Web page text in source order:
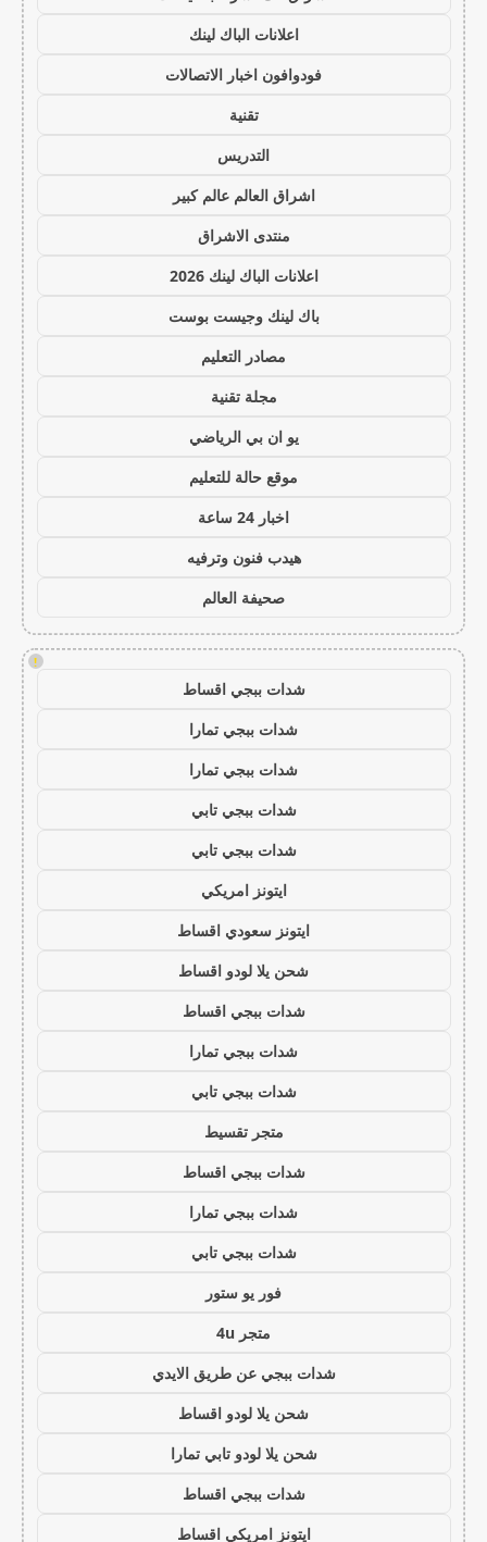
اعلانات الباك لينك
فودوافون اخبار الاتصالات
تقنية
التدريس
اشراق العالم عالم كبير
منتدى الاشراق
اعلانات الباك لينك 2026
باك لينك وجيست بوست
مصادر التعليم
مجلة تقنية
يو ان بي الرياضي
موقع حالة للتعليم
اخبار 24 ساعة
هيدب فنون وترفيه
صحيفة العالم
!
شدات ببجي اقساط
شدات ببجي تمارا
شدات ببجي تمارا
شدات ببجي تابي
شدات ببجي تابي
ايتونز امريكي
ايتونز سعودي اقساط
شحن يلا لودو اقساط
شدات ببجي اقساط
شدات ببجي تمارا
شدات ببجي تابي
متجر تقسيط
شدات ببجي اقساط
شدات ببجي تمارا
شدات ببجي تابي
فور يو ستور
متجر 4u
شدات ببجي عن طريق الايدي
شحن يلا لودو اقساط
شحن يلا لودو تابي تمارا
شدات ببجي اقساط
ايتونز امريكي اقساط